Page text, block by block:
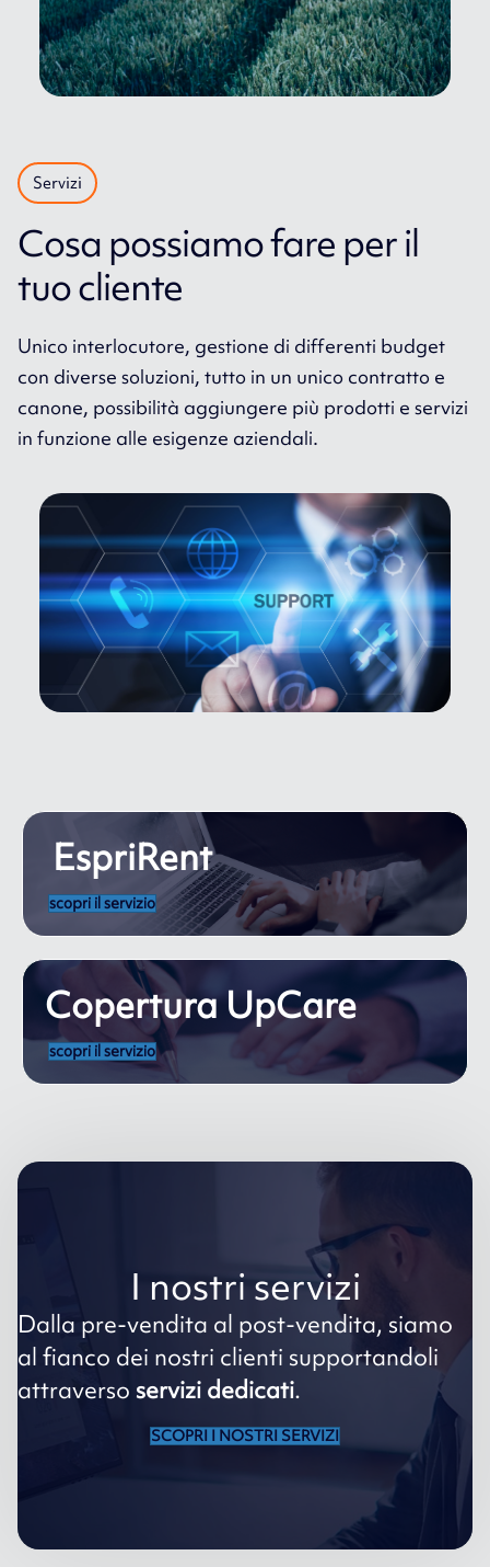
Servizi
Cosa possiamo fare per il
tuo cliente
Unico interlocutore, gestione di differenti budget
con diverse soluzioni, tutto in un unico contratto e
canone, possibilità aggiungere più prodotti e servizi
in funzione alle esigenze aziendali.
EspriRent
scopri il servizio
Copertura UpCare
scopri il servizio
I nostri servizi
Dalla pre-vendita al post-vendita, siamo
al fianco dei nostri clienti supportandoli
attraverso servizi dedicati.
SCOPRI I NOSTRI SERVIZI